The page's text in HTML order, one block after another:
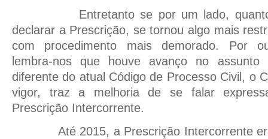
Entretanto se por um lado,
declarar a Prescrição, se tornou algo mais
com procedimento mais demorado. Por
lembra-nos que houve avanço no assunto
diferente do atual Código de Processo Civil, o
vigor, traz a melhoria de se falar
Prescrição Intercorrente.
Até 2015, a Prescrição Intercorrente